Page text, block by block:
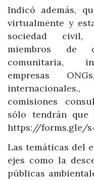
Indicó además,
virtualmente y
sociedad civil,
miembros de
comunitaria,
empresas
comisiones
sólo tendrán
https://forms.gle/
Las temáticas del
ejes como la
públicas